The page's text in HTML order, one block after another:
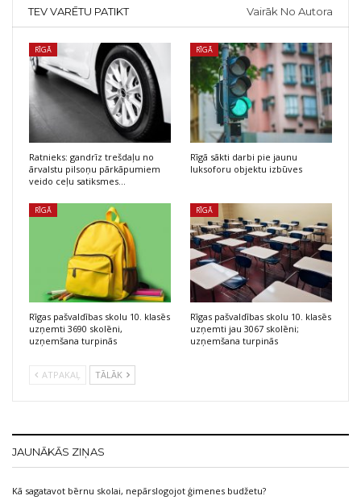
TEV VARĒTU PATIKT Vairāk No Autora
RĪGĀ
Ratnieks: gandrīz trešdaļu no
ārvalstu pilsoņu pārkāpumiem
veido ceļu satiksmes…
RĪGĀ
Rīgā sākti darbi pie jaunu
luksoforu objektu izbūves
RĪGĀ
Rīgas pašvaldības skolu 10. klasēs
uzņemti 3690 skolēni,
uzņemšana turpinās
RĪGĀ
Rīgas pašvaldības skolu 10. klasēs
uzņemti jau 3067 skolēni;
uzņemšana turpinās
ATPAKAĻ TĀLĀK
JAUNĀKĀS ZIŅAS
Kā sagatavot bērnu skolai, nepārslogojot ģimenes budžetu?